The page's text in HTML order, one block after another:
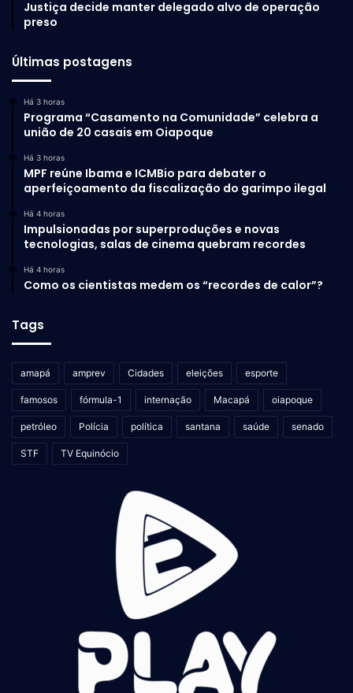
Justiça decide manter delegado alvo de operação
preso
Últimas postagens
Há 3 horas
Programa “Casamento na Comunidade” celebra a
união de 20 casais em Oiapoque
Há 3 horas
MPF reúne Ibama e ICMBio para debater o
aperfeiçoamento da fiscalização do garimpo ilegal
Há 4 horas
Impulsionadas por superproduções e novas
tecnologias, salas de cinema quebram recordes
Há 4 horas
Como os cientistas medem os “recordes de calor”?
Tags
amapá amprev Cidades eleições esporte
famosos fórmula-1 internação Macapá oiapoque
petróleo Polícia política santana saúde senado
STF TV Equinócio